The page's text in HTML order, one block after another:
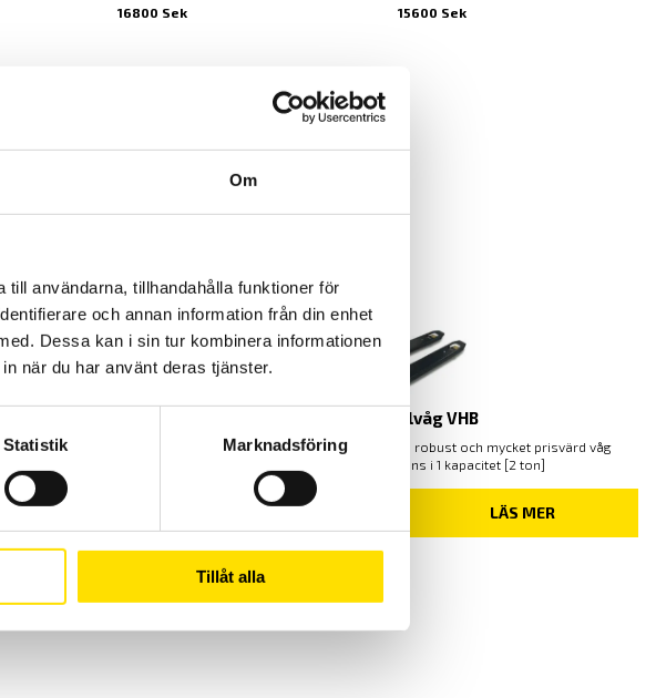
Om
användarna, tillhandahålla funktioner för
och annan information från din enhet
Dessa kan i sin tur kombinera informationen
när du har använt deras tjänster.
Statistik Marknadsföring
Tillåt alla
16800 Sek 15600 Sek
Köp
för tuffa
LÄS MER
KERN Pallvåg VHB
Mobil pallvåg VHB från Kern är en robust och mycket prisvärd våg
för pallvägning, den finns i 1 kapacitet [2 ton]
22,500.00 LÄS MER